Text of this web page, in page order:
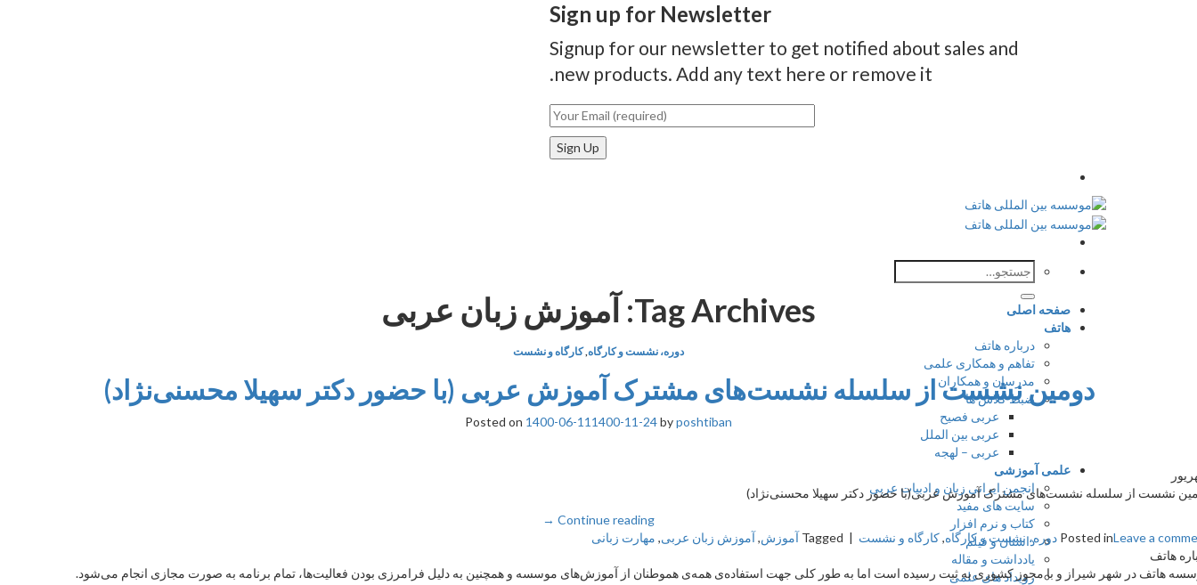
Sign up for Newsletter
Signup for our newsletter to get notified about sales and
new products. Add any text here or remove it.
جستجو
برای:
صفحه اصلی
هاتف
درباره هاتف
تفاهم و همکاری علمی
مدرسان و همکاران
ضبط کلاس ها
عربی فصیح
عربی بین الملل
عربی – لهجه
علمی آموزشی
انجمن ایرانی زبان و ادبیات عربی
سایت های مفید
کتاب و نرم افزار
داستان و فیلم
یادداشت و مقاله
رویداد های علمی
Tag Archives: آموزش زبان عربی
دوره، نشست و کارگاه,کارگاه و نشست
دومین نشست از سلسله نشست‌های مشترک آموزش عربی (با حضور دکتر سهیلا محسنی‌نژاد)
Posted on 1400-06-11 1400-11-24byposhtiban
نشست از سلسله نشست‌های مشترک آموزش عربی(با حضور دکتر سهیلا محسنی‌نژاد)
Continue reading
→
Posted in دوره، نشست و کارگاه,کارگاه و نشست |
Tagged آموزش,آموزش زبان عربی, مهارت زبانی
Leave a
هاتف
هاتف در شهر شیراز و با مجوز کشوری به ثبت رسیده است اما به طور کلی جهت استفاده‌ی همه‌ی هموطنان از آموزش‌های موسسه و همچنین به دلیل فرامرزی بودن فعالیت‌ها، تمام برنامه به صورت مجازی انجام می‌شود.